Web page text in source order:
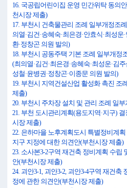
16. 국공립어린이집 운영 민간위탁 동의
천시장 제출)
17. 부천시 건축물관리 조례 일부개정조
의열·김건·송혜숙·최은경·안효식·최성운
환·정창곤 의원 발의)
18. 부천시 공동주택 기본 조례 일부개정
(최의열·김건·최은경·송혜숙·최성운·김
성철·윤병권·정창곤·이종문 의원 발의)
19. 부천시 지역건설산업 활성화 촉진 조
제출)
20. 부천시 주차장 설치 및 관리 조례 일
21. 부천 도시관리계획(용도지역·지구)
시장 제출)
22. 은하마을 노후계획도시 특별정비계
지구 지정에 대한 의견안(부천시장 제출)
23. 소사본3-2구역 재건축 정비계획 수립
안(부천시장 제출)
24. 괴안3-1, 괴안3-2, 괴안3-4구역 재건축
정에 관한 의견안(부천시장 제출)